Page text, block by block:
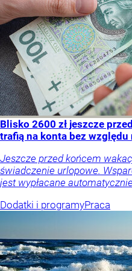
Blisko 2600 zł jeszcze
trafią na konta bez względu
Jeszcze przed końcem
świadczenie urlopowe.
jest wypłacane
Dodatki i programyPraca